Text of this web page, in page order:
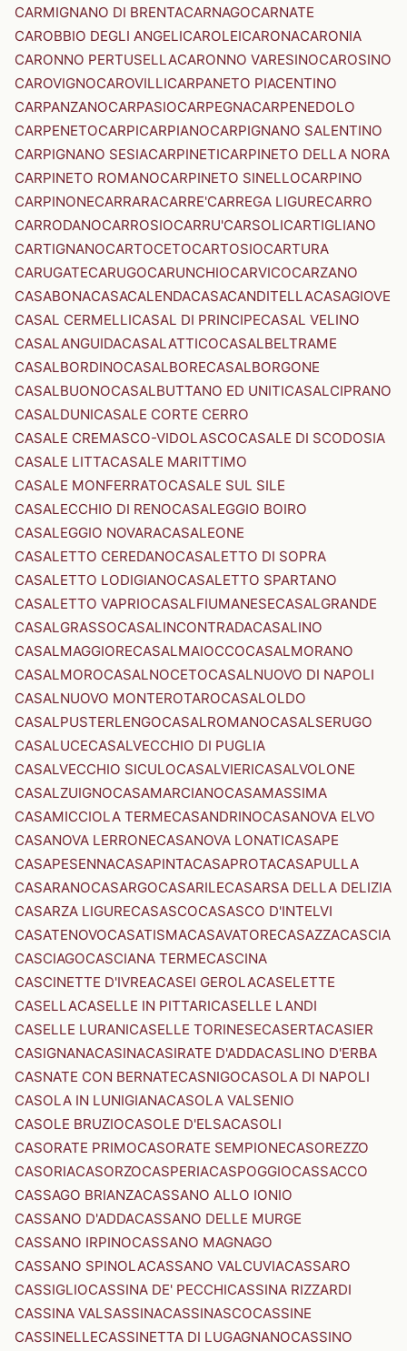
CARMIGNANO DI BRENTACARNAGOCARNATE
CAROBBIO DEGLI ANGELICAROLEICARONACARONIA
CARONNO PERTUSELLACARONNO VARESINOCAROSINO
CAROVIGNOCAROVILLICARPANETO PIACENTINO
CARPANZANOCARPASIOCARPEGNACARPENEDOLO
CARPENETOCARPICARPIANOCARPIGNANO SALENTINO
CARPIGNANO SESIACARPINETICARPINETO DELLA NORA
CARPINETO ROMANOCARPINETO SINELLOCARPINO
CARPINONECARRARACARRE'CARREGA LIGURECARRO
CARRODANOCARROSIOCARRU'CARSOLICARTIGLIANO
CARTIGNANOCARTOCETOCARTOSIOCARTURA
CARUGATECARUGOCARUNCHIOCARVICOCARZANO
CASABONACASACALENDACASACANDITELLACASAGIOVE
CASAL CERMELLICASAL DI PRINCIPECASAL VELINO
CASALANGUIDACASALATTICOCASALBELTRAME
CASALBORDINOCASALBORECASALBORGONE
CASALBUONOCASALBUTTANO ED UNITICASALCIPRANO
CASALDUNICASALE CORTE CERRO
CASALE CREMASCO-VIDOLASCOCASALE DI SCODOSIA
CASALE LITTACASALE MARITTIMO
CASALE MONFERRATOCASALE SUL SILE
CASALECCHIO DI RENOCASALEGGIO BOIRO
CASALEGGIO NOVARACASALEONE
CASALETTO CEREDANOCASALETTO DI SOPRA
CASALETTO LODIGIANOCASALETTO SPARTANO
CASALETTO VAPRIOCASALFIUMANESECASALGRANDE
CASALGRASSOCASALINCONTRADACASALINO
CASALMAGGIORECASALMAIOCCOCASALMORANO
CASALMOROCASALNOCETOCASALNUOVO DI NAPOLI
CASALNUOVO MONTEROTAROCASALOLDO
CASALPUSTERLENGOCASALROMANOCASALSERUGO
CASALUCECASALVECCHIO DI PUGLIA
CASALVECCHIO SICULOCASALVIERICASALVOLONE
CASALZUIGNOCASAMARCIANOCASAMASSIMA
CASAMICCIOLA TERMECASANDRINOCASANOVA ELVO
CASANOVA LERRONECASANOVA LONATICASAPE
CASAPESENNACASAPINTACASAPROTACASAPULLA
CASARANOCASARGOCASARILECASARSA DELLA DELIZIA
CASARZA LIGURECASASCOCASASCO D'INTELVI
CASATENOVOCASATISMACASAVATORECASAZZACASCIA
CASCIAGOCASCIANA TERMECASCINA
CASCINETTE D'IVREACASEI GEROLACASELETTE
CASELLACASELLE IN PITTARICASELLE LANDI
CASELLE LURANICASELLE TORINESECASERTACASIER
CASIGNANACASINACASIRATE D'ADDACASLINO D'ERBA
CASNATE CON BERNATECASNIGOCASOLA DI NAPOLI
CASOLA IN LUNIGIANACASOLA VALSENIO
CASOLE BRUZIOCASOLE D'ELSACASOLI
CASORATE PRIMOCASORATE SEMPIONECASOREZZO
CASORIACASORZOCASPERIACASPOGGIOCASSACCO
CASSAGO BRIANZACASSANO ALLO IONIO
CASSANO D'ADDACASSANO DELLE MURGE
CASSANO IRPINOCASSANO MAGNAGO
CASSANO SPINOLACASSANO VALCUVIACASSARO
CASSIGLIOCASSINA DE' PECCHICASSINA RIZZARDI
CASSINA VALSASSINACASSINASCOCASSINE
CASSINELLECASSINETTA DI LUGAGNANOCASSINO